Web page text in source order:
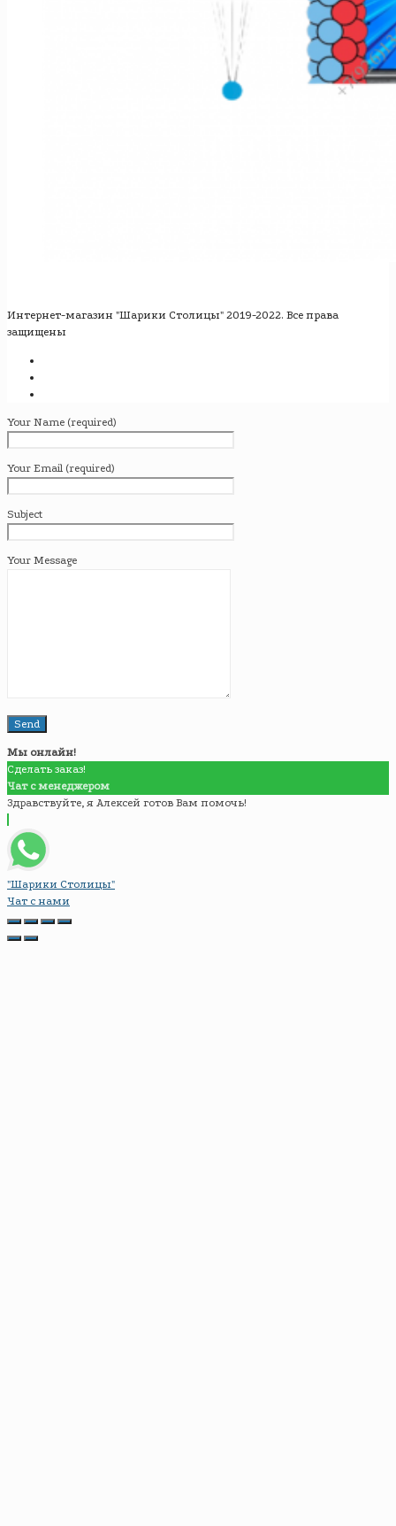
Интернет-магазин "Шарики Столицы" 2019-2022. Все права
защищены
Your Name (required)
Your Email (required)
Subject
Your Message
Мы онлайн!
Сделать заказ!
Чат с менеджером
Здравствуйте, я Алексей готов Вам помочь!
"Шарики Столицы"
Чат с нами